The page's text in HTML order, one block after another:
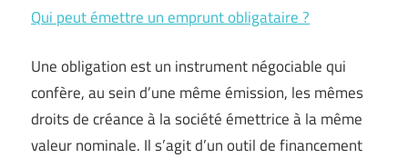
Qui peut émettre un emprunt obligataire ?
Une obligation est un instrument négociable qui
confère, au sein d’une même émission, les mêmes
droits de créance à la société émettrice à la même
valeur nominale. Il s’agit d’un outil de financement